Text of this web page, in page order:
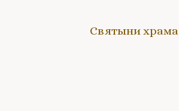
Святыни храма